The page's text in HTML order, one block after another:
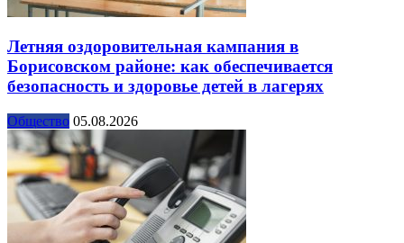
Летняя оздоровительная кампания в
Борисовском районе: как обеспечивается
безопасность и здоровье детей в лагерях
Общество 05.08.2026